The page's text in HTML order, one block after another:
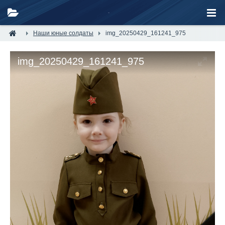
Наши юные солдаты img_20250429_161241_975
img_20250429_161241_975